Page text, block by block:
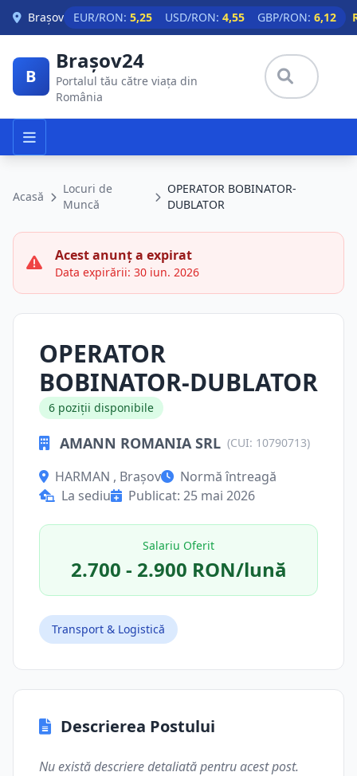
Skip to main content
Brașov EUR/RON: 5,25 USD/RON: 4,55 GBP/RON: 6,12
B
Brașov24
Portalul tău către viața din
România
Acasă
Locuri de
Muncă
OPERATOR BOBINATOR-
DUBLATOR
Acest anunț a expirat
Data expirării: 30 iun. 2026
OPERATOR
BOBINATOR-DUBLATOR
6 poziții disponibile
AMANN ROMANIA SRL (CUI: 10790713)
HARMAN , Brașov
Normă întreagă
La sediu
Publicat: 25 mai 2026
Salariu Oferit
2.700 - 2.900 RON/lună
Transport & Logistică
Descrierea Postului
Nu există descriere detaliată pentru acest post.